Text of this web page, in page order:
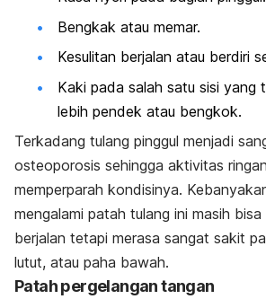
Bengkak atau memar.
Kesulitan berjalan atau berdiri
Kaki pada salah satu sisi yang
lebih pendek atau bengkok.
Terkadang tulang pinggul menjadi
osteoporosis sehingga aktivitas
memperparah kondisinya.
mengalami patah tulang ini masih
berjalan tetapi merasa sangat sakit
lutut, atau paha bawah.
Patah pergelangan tangan